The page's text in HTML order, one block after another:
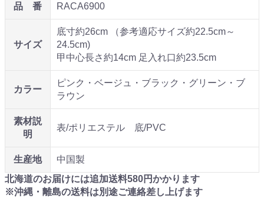
品 番 RACA6900
サイズ
底寸約26cm （参考適応サイズ約22.5cm～
24.5cm)
甲中心長さ約14cm 足入れ口約23.5cm
カラー
ピンク・ベージュ・ブラック・グリーン・ブ
ラウン
素材説
明
表/ポリエステル 底/PVC
生産地
中国製
北海道のお届けには追加送料580円かかります
※沖縄・離島の送料は別途ご連絡差し上げます